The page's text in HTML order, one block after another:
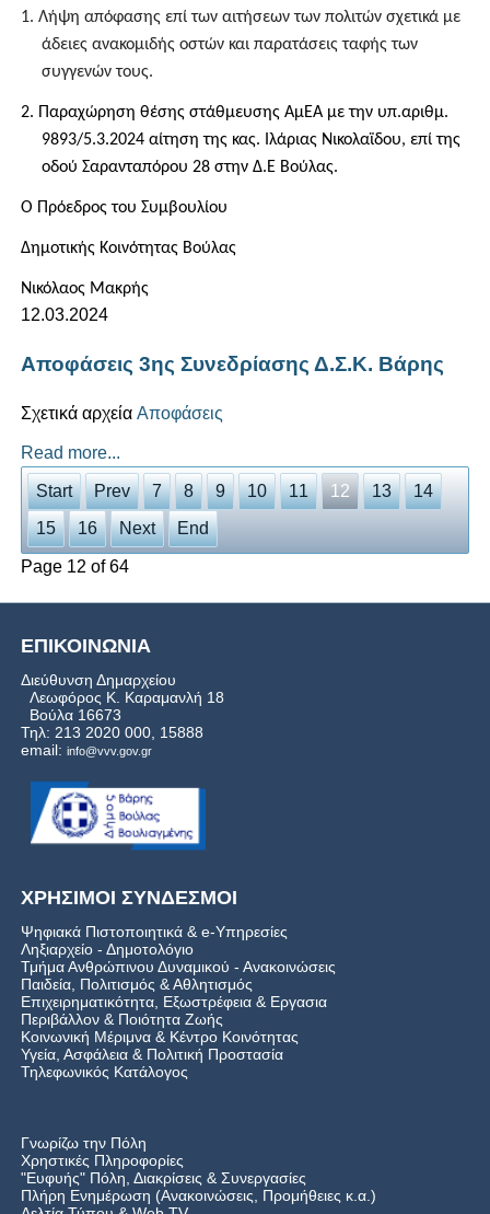
1. Λήψη απόφασης επί των αιτήσεων των πολιτών σχετικά με
άδειες ανακομιδής οστών και παρατάσεις ταφής των
συγγενών τους.
2. Παραχώρηση θέσης στάθμευσης ΑμΕΑ με την υπ.αριθμ.
9893/5.3.2024 αίτηση της κας. Ιλάριας Νικολαϊδου, επί της
οδού Σαρανταπόρου 28 στην Δ.Ε Βούλας.
Ο Πρόεδρος του Συμβουλίου
Δημοτικής Κοινότητας Βούλας
Νικόλαος Μακρής
12.03.2024
Αποφάσεις 3ης Συνεδρίασης Δ.Σ.Κ. Βάρης
Σχετικά αρχείαΑποφάσεις
Read more...
Start Prev 7 8 9 10 11 12 13
14
15
16 Next End
Page 12 of 64
ΕΠΙΚΟΙΝΩΝΙΑ
Διεύθυνση Δημαρχείου
Λεωφόρος Κ. Καραμανλή 18
Βούλα 16673
Τηλ: 213 2020 000, 15888
email: info@vvv.gov.gr
ΧΡΗΣΙΜΟΙ ΣΥΝΔΕΣΜΟΙ
Ψηφιακά Πιστοποιητικά & e-Υπηρεσίες
Ληξιαρχείο - Δημοτολόγιο
Τμήμα Ανθρώπινου Δυναμικού - Ανακοινώσεις
Παιδεία, Πολιτισμός & Αθλητισμός
Επιχειρηματικότητα, Εξωστρέφεια & Εργασια
Περιβάλλον & Ποιότητα Ζωής
Kοινωνική Μέριμνα & Κέντρο Κοινότητας
Υγεία, Ασφάλεια & Πολιτική Προστασία
Τηλεφωνικός Κατάλογος
Γνωρίζω την Πόλη
Χρηστικές Πληροφορίες
"Ευφυής" Πόλη, Διακρίσεις & Συνεργασίες
Πλήρη Ενημέρωση (Ανακοινώσεις, Προμήθειες κ.α.)